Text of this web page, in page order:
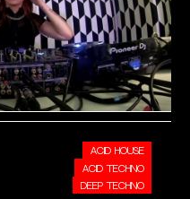
ACID HOUSE
ACID TECHNO
DEEP TECHNO